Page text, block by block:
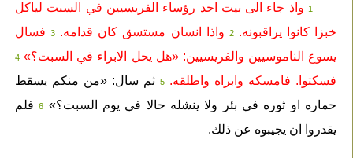
1
واذ جاء الى بيت احد رؤساء الفريسيين في السبت لياكل
خبزا كانوا يراقبونه.
2 واذا انسان مستسق كان قدامه. 3
فسال
يسوع الناموسيين والفريسيين: «هل يحل الابراء في السبت؟» 4
فسكتوا. فامسكه وابراه واطلقه. 5ثم سال: «من منكم يسقط
حماره او ثوره في بئر ولا ينشله حالا في يوم السبت؟» 6فلم
يقدروا ان يجيبوه عن ذلك.